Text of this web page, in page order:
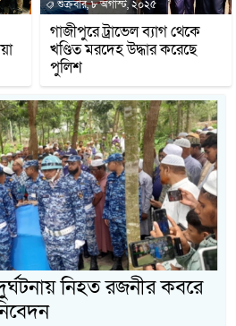
শুক্রবার, ৮ অগাস্ট, ২০২৫
গাজীপুরে ট্রাভেল ব্যাগ থেকে
খণ্ডিত মরদেহ উদ্ধার করেছে
পুলিশ
নিহত রজনীর কবরে